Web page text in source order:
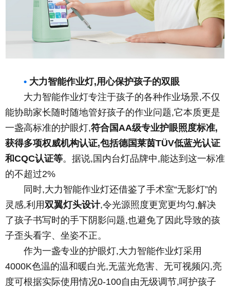
• 大力智能作业灯,用心保护孩子的双眼
大力智能作业灯专注于孩子的各种作业场景,不仅
能协助家长随时随地管好孩子的作业问题,它本质更是
一盏高标准的护眼灯,符合国AA级专业护眼照度标准,
获得多项权威机构认证,包括德国莱茵TÜV低蓝光认证
和CQC认证等。据说,国内台灯品牌中,能达到这一标准
的不超过2%
同时,大力智能作业灯还借鉴了手术室“无影灯”的
灵感,利用双翼灯头设计,令光源照度更宽更均匀,解决
了孩子书写时的手下阴影问题,也避免了因此导致的孩
子歪头看字、坐姿不正。
作为一盏专业的护眼灯,大力智能作业灯采用
4000K色温的温和暖白光,无蓝光危害、无可视频闪,亮
度可根据实际使用情况0-100自由无级调节,呵护孩子